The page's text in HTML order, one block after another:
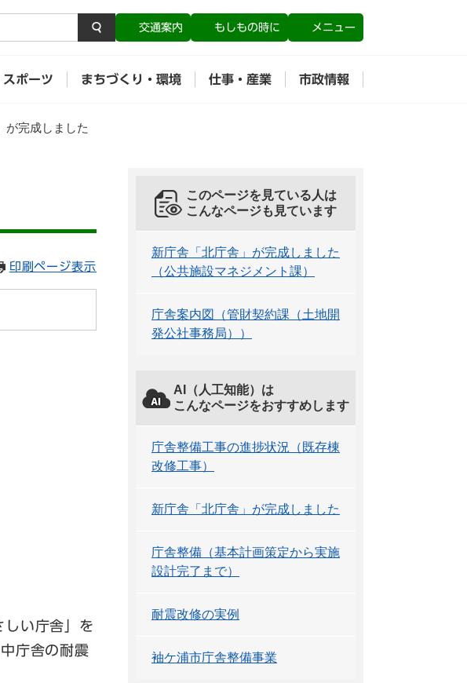
交通案内 もしもの時に メニュー
ポーツ まちづくり・環境 仕事・産業 市政情報
が完成しました
印刷ページ表示
い庁舎」を
庁舎の耐震
このページを見ている人は
こんなページも見ています
新庁舎「北庁舎」が完成しました
（公共施設マネジメント課）
庁舎案内図（管財契約課（土地開
発公社事務局））
AI（人工知能）は
こんなページをおすすめします
庁舎整備工事の進捗状況（既存棟
改修工事）
新庁舎「北庁舎」が完成しました
庁舎整備（基本計画策定から実施
設計完了まで）
耐震改修の実例
袖ケ浦市庁舎整備事業